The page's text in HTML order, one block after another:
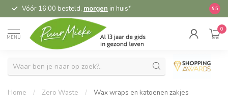
Vóór 16:00 besteld, morgen in huis* 9.5
MENU
0
Home / Zero Waste / Wax wraps en katoenen zakjes